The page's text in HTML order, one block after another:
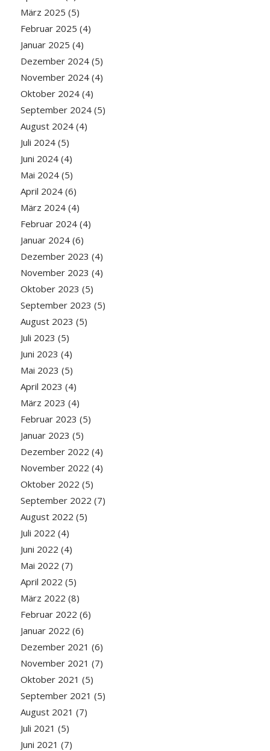
März 2025 (5)
Februar 2025 (4)
Januar 2025 (4)
Dezember 2024(5)
November 2024(4)
Oktober 2024(4)
September 2024(5)
August 2024(4)
Juli 2024(5)
Juni 2024(4)
Mai 2024(5)
April 2024(6)
März 2024(4)
Februar 2024(4)
Januar 2024(6)
Dezember 2023 (4)
November 2023 (4)
Oktober 2023 (5)
September 2023 (5)
August 2023 (5)
Juli 2023 (5)
Juni 2023 (4)
Mai 2023 (5)
April 2023 (4)
März 2023 (4)
Februar 2023 (5)
Januar 2023 (5)
Dezember 2022 (4)
November 2022 (4)
Oktober 2022 (5)
September 2022 (7)
August 2022 (5)
Juli 2022 (4)
Juni 2022 (4)
Mai 2022 (7)
April 2022 (5)
März 2022 (8)
Februar 2022 (6)
Januar 2022 (6)
Dezember 2021 (6)
November 2021 (7)
Oktober 2021 (5)
September 2021 (5)
August 2021 (7)
Juli 2021 (5)
Juni 2021 (7)